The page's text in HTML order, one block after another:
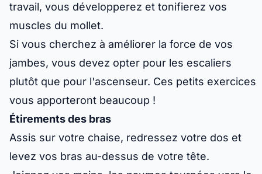
travail, vous développerez et tonifierez vos
muscles du mollet.
Si vous cherchez à améliorer la force de vos
jambes, vous devez opter pour les escaliers
plutôt que pour l'ascenseur. Ces petits exercices
vous apporteront beaucoup !
Étirements des bras
Assis sur votre chaise, redressez votre dos et
levez vos bras au-dessus de votre tête.